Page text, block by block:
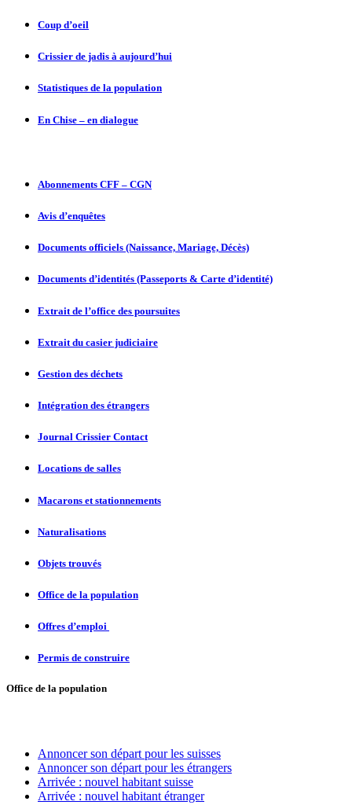
Coup d’oeil
Crissier de jadis à aujourd’hui
Statistiques de la population
En Chise – en dialogue
Abonnements CFF – CGN
Avis d’enquêtes
Documents officiels (Naissance, Mariage, Décès)
Documents d’identités (Passeports & Carte d’identité)
Extrait de l’office des poursuites
Extrait du casier judiciaire
Gestion des déchets
Intégration des étrangers
Journal Crissier Contact
Locations de salles
Macarons et stationnements
Naturalisations
Objets trouvés
Office de la population
Offres d’emploi
Permis de construire
Office de la population
Annoncer son départ pour les suisses
Annoncer son départ pour les étrangers
Arrivée : nouvel habitant suisse
Arrivée : nouvel habitant étranger